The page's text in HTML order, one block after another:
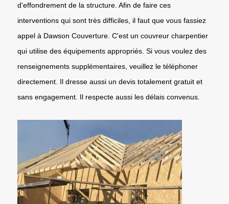
d'effondrement de la structure. Afin de faire ces
interventions qui sont très difficiles, il faut que vous fassiez
appel à Dawson Couverture. C'est un couvreur charpentier
qui utilise des équipements appropriés. Si vous voulez des
renseignements supplémentaires, veuillez le téléphoner
directement. Il dresse aussi un devis totalement gratuit et
sans engagement. Il respecte aussi les délais convenus.